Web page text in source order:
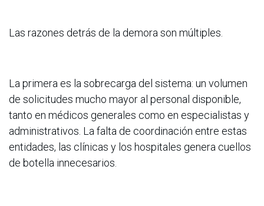
Las razones detrás de la demora son múltiples.
La primera es la sobrecarga del sistema: un volumen
de solicitudes mucho mayor al personal disponible,
tanto en médicos generales como en especialistas y
administrativos. La falta de coordinación entre estas
entidades, las clínicas y los hospitales genera cuellos
de botella innecesarios.